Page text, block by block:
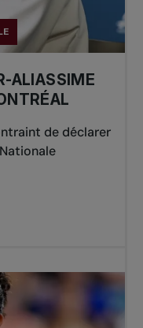
ALIASSIME
de déclarer